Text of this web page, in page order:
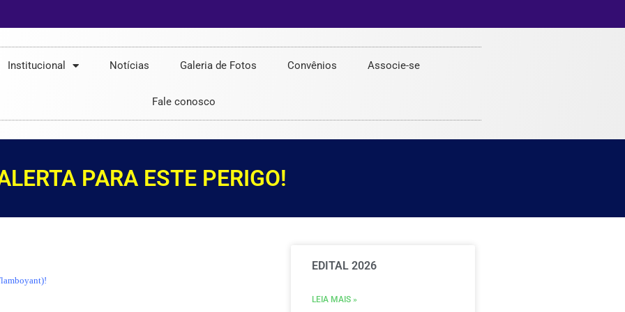
Institucional Notícias Galeria de Fotos Convênios Associe-se
Fale conosco
PARA ESTE PERIGO!
EDITAL 2026
LEIA MAIS »